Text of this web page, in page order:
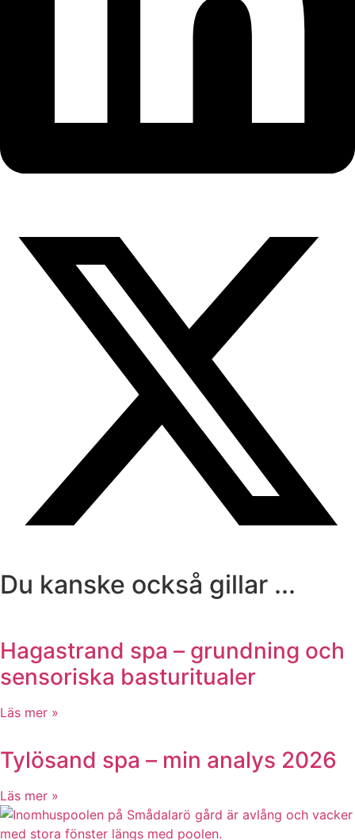
Du kanske också gillar ...
Hagastrand spa – grundning och
sensoriska basturitualer
Läs mer »
Tylösand spa – min analys 2026
Läs mer »